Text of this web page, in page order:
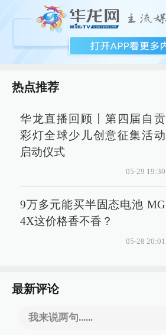
热点推荐
华龙直播回顾丨第四届自贡
彩灯全球少儿创意征集活动
启动仪式
05-29 19:30
9万多元能买半固态电池 MG
4X这价格香不香？
05-28 20:01
最新评论
我来说两句......